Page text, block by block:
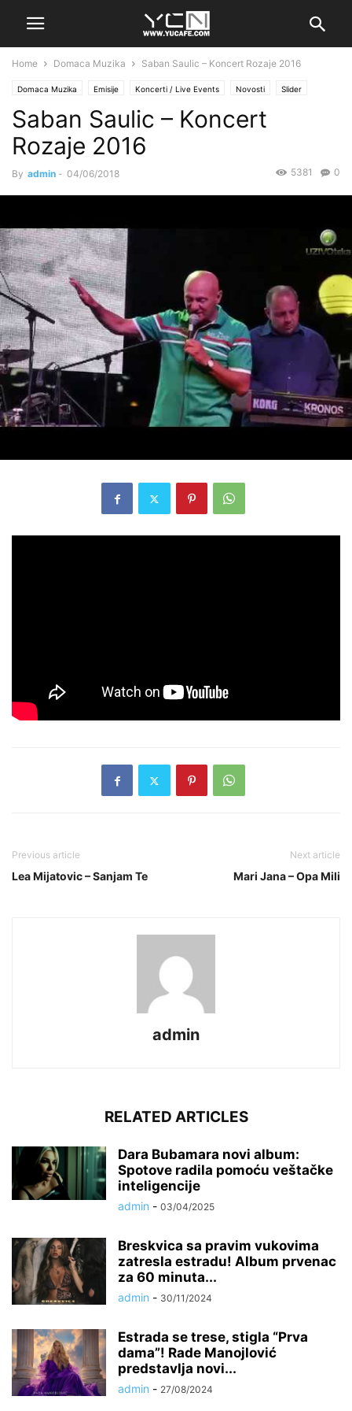
Home Domaca Muzika Saban Saulic – Koncert Rozaje 2016
Domaca Muzika Emisije Koncerti / Live Events Novosti Slider
Saban Saulic – Koncert
Rozaje 2016
By admin - 04/06/2018 0
5381
Previous article
Lea Mijatovic – Sanjam Te
Next article
Mari Jana – Opa Mili
admin
RELATED ARTICLES
Dara Bubamara novi album:
Spotove radila pomoću veštačke
inteligencije
admin - 03/04/2025
Breskvica sa pravim vukovima
zatresla estradu! Album prvenac
za 60 minuta...
admin - 30/11/2024
Estrada se trese, stigla “Prva
dama”! Rade Manojlović
predstavlja novi...
admin - 27/08/2024